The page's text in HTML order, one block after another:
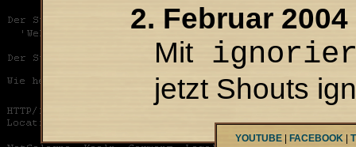
2. Februar
Mit
jetzt Shouts
YOUTUBE FACEBOOK